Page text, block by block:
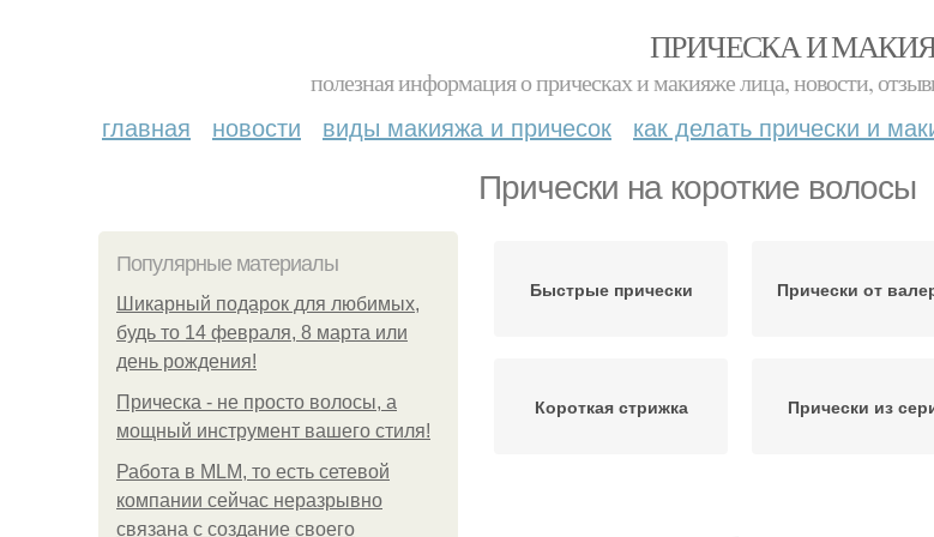
ПРИЧЕСКА И
полезная информация о прическах и макияже лица, новости,
главная новости виды макияжа и причесок как делать прически и
Прически на короткие волосы
Популярные материалы
Шикарный подарок для любимых,
будь то 14 февраля, 8 марта или
день рождения!
Прическа - не просто волосы, а
мощный инструмент вашего стиля!
Работа в MLM, то есть сетевой
компании сейчас неразрывно
связана с создание своего
Быстрые прически Прически от
Короткая стрижка Прически из